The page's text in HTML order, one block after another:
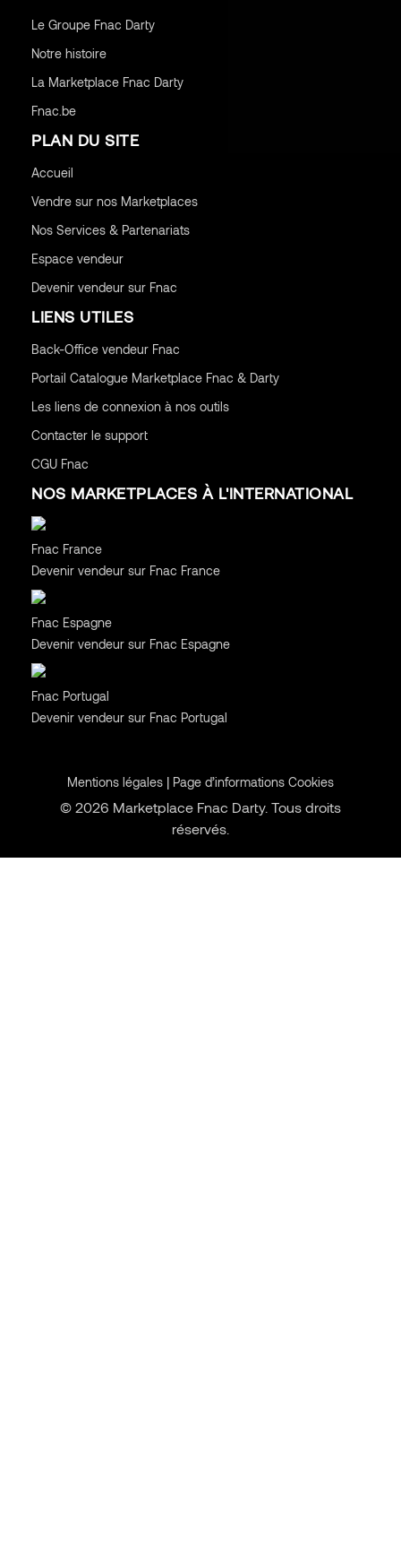
Le Groupe Fnac Darty
Notre histoire
La Marketplace Fnac Darty
Fnac.be
PLAN DU SITE
Accueil
Vendre sur nos Marketplaces
Nos Services & Partenariats
Espace vendeur
Devenir vendeur sur Fnac
LIENS UTILES
Back-Office vendeur Fnac
Portail Catalogue Marketplace Fnac & Darty
Les liens de connexion à nos outils
Contacter le support
CGUFnac
NOS MARKETPLACES À L'INTERNATIONAL
Fnac France
Devenir vendeur sur Fnac France
Fnac Espagne
Devenir vendeur sur Fnac Espagne
Fnac Portugal
Devenir vendeur sur Fnac Portugal
Mentions légales | Page d’informations Cookies
© 2026 Marketplace Fnac Darty. Tous droits
réservés.